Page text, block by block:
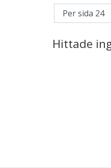
Hittade